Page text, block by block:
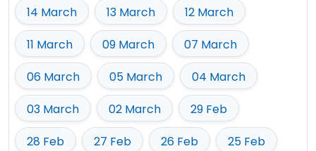
14 March
13 March
12 March
11 March
09 March
07 March
06 March
05 March
04 March
03 March
02 March
29 Feb
28 Feb
27 Feb 26 Feb
25 Feb